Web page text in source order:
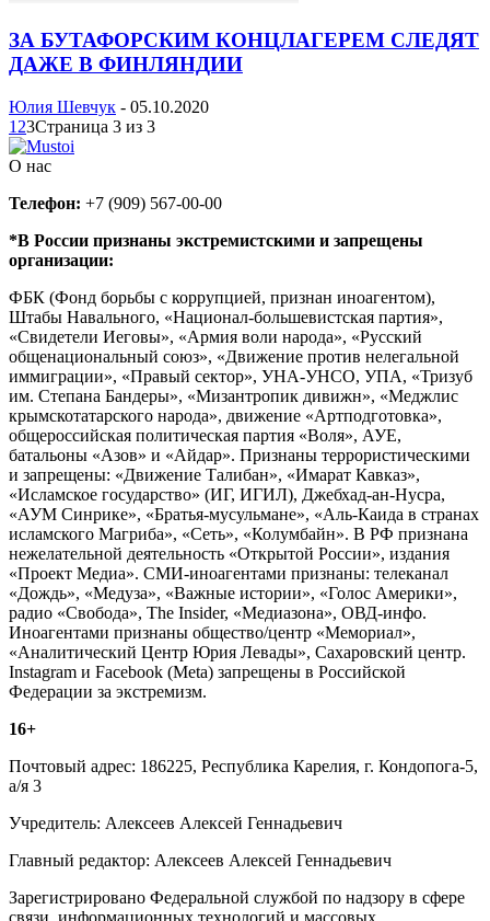
ЗА БУТАФОРСКИМ КОНЦЛАГЕРЕМ СЛЕДЯТ
ДАЖЕ В ФИНЛЯНДИИ
Юлия Шевчук - 05.10.2020
1 23Страница 3 из 3
О нас
Телефон: +7 (909) 567-00-00
*В России признаны экстремистскими и запрещены
организации:
ФБК (Фонд борьбы с коррупцией, признан иноагентом),
Штабы Навального, «Национал-большевистская партия»,
«Свидетели Иеговы», «Армия воли народа», «Русский
общенациональный союз», «Движение против нелегальной
иммиграции», «Правый сектор», УНА-УНСО, УПА, «Тризуб
им. Степана Бандеры», «Мизантропик дивижн», «Меджлис
крымскотатарского народа», движение «Артподготовка»,
общероссийская политическая партия «Воля», АУЕ,
батальоны «Азов» и «Айдар». Признаны террористическими
и запрещены: «Движение Талибан», «Имарат Кавказ»,
«Исламское государство» (ИГ, ИГИЛ), Джебхад-ан-Нусра,
«АУМ Синрике», «Братья-мусульмане», «Аль-Каида в странах
исламского Магриба», «Сеть», «Колумбайн». В РФ признана
нежелательной деятельность «Открытой России», издания
«Проект Медиа». СМИ-иноагентами признаны: телеканал
«Дождь», «Медуза», «Важные истории», «Голос Америки»,
радио «Свобода», The Insider, «Медиазона», ОВД-инфо.
Иноагентами признаны общество/центр «Мемориал»,
«Аналитический Центр Юрия Левады», Сахаровский центр.
Instagram и Facebook (Metа) запрещены в Российской
Федерации за экстремизм.
16+
Почтовый адрес: 186225, Республика Карелия, г. Кондопога-5,
а/я 3
Учредитель: Алексеев Алексей Геннадьевич
Главный редактор: Алексеев Алексей Геннадьевич
Зарегистрировано Федеральной службой по надзору в сфере
связи, информационных технологий и массовых